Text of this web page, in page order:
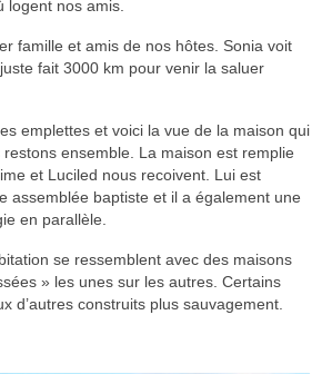
logent nos amis.
famille et amis de nos hôtes. Sonia voit
fait 3000 km pour venir la saluer
emplettes et voici la vue de la maison qui
ensemble. La maison est remplie
et Luciled nous recoivent. Lui est
assemblée baptiste et il a également une
en parallèle.
se ressemblent avec des maisons
» les unes sur les autres. Certains
d’autres construits plus sauvagement.